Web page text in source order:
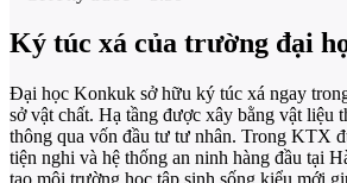
Ký túc xá của trường đại
Đại học Konkuk sở hữu ký túc xá ngay
sở vật chất. Hạ tầng được xây bằng vật liệu
thông qua vốn đầu tư tư nhân. Trong KTX
tiện nghi và hệ thống an ninh hàng đầu tại